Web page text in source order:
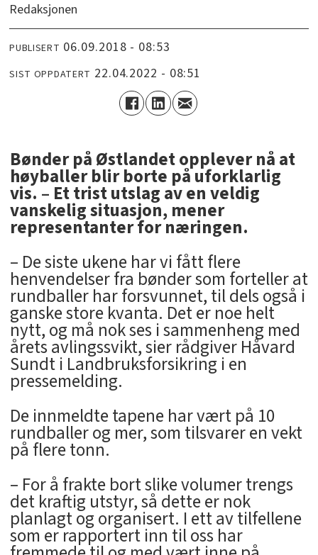
Redaksjonen
PUBLISERT 06.09.2018 - 08:53
SIST OPPDATERT 22.04.2022 - 08:51
Bønder på Østlandet opplever nå at
høyballer blir borte på uforklarlig
vis. – Et trist utslag av en veldig
vanskelig situasjon, mener
representanter for næringen.
– De siste ukene har vi fått flere
henvendelser fra bønder som forteller at
rundballer har forsvunnet, til dels også i
ganske store kvanta. Det er noe helt
nytt, og må nok ses i sammenheng med
årets avlingssvikt, sier rådgiver Håvard
Sundt i Landbruksforsikring i en
pressemelding.
De innmeldte tapene har vært på 10
rundballer og mer, som tilsvarer en vekt
på flere tonn.
– For å frakte bort slike volumer trengs
det kraftig utstyr, så dette er nok
planlagt og organisert. I ett av tilfellene
som er rapportert inn til oss har